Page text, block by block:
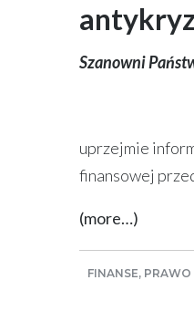
Szanowni
uprzejmie
finansowej
(more…)
FINANSE, PRAWO